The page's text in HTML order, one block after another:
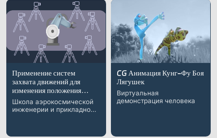
Применение систем
захвата движений для
изменения положения
суставов робота и
калибровки
Школа аэрокосмической
инженерии и прикладной
CG Анимация Кунг-Фу Боя
Лягушек
Виртуальная
демонстрация человека